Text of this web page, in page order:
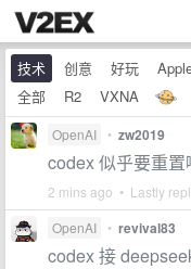
技术 创意 好玩
全部
R2 VXNA
OpenAI • zw2019
codex 似乎要重置
2 mins ago • Lastly
OpenAI • revival83
codex 接